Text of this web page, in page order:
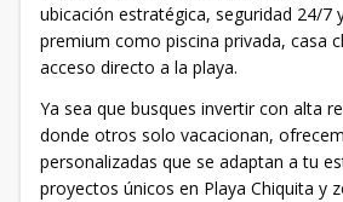
ubicación estratégica, seguridad 24/7
premium como piscina privada, casa
acceso directo a la playa.
Ya sea que busques invertir con alta
donde otros solo vacacionan,
personalizadas que se adaptan a tu
proyectos únicos en Playa Chiquita y